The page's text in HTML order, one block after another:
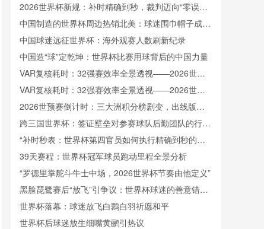
系统对环境变化的动态适应机制
2026世界杯新规：补时精确到秒，裁判迈向“零误
差”时代
中国制造的世界杯周边热销北美：球迷围巾帽子成抢
手货
中国球迷远征世界杯：海外观赛人数刷新纪录
中国造“球”定乾坤：世界杯比赛用球背后的中国力量
VAR复核耗时：32强赛效率全景透视——2026世界
杯北美区备战启示
VAR复核耗时：32强赛效率全景透视——2026世界
杯北美区备战启示
2026世预赛倒计时：三大洲积分榜剧变，出线版图
全面洗牌
跨三国世界杯：签证壁垒对参赛球队后勤团队的行政
负荷剖析
“补时秒表：世界杯第四官员如何执行精确到秒的时
间管理”
39天赛程：世界杯冠军球员跑动里程全景分析
“罗德里掌舵斗牛士中场，2026世界杯节奏由他定义”
黑脸琵鹭赛后“放飞”引争议：世界杯球迷的善意错
付？
世界杯落幕：球迷放飞白鹮白羽祈愿和平
世界杯后球迷放生细嘴黄鹂引热议